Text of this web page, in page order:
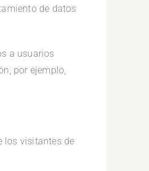
de datos
a usuarios
por ejemplo,
los visitantes de